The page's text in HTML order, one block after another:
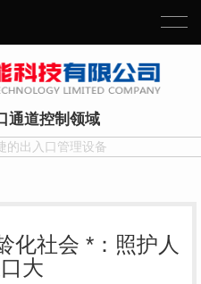
通道控制领域
的出入口管理设备
化社会 *：照护人
大